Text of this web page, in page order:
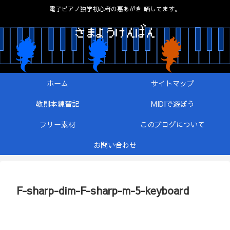
電子ピアノ独学初心者の悪あがき 晒してます。
ホーム
サイトマップ
教則本練習記
MIDIで遊ぼう
フリー素材
このブログについて
お問い合わせ
F-sharp-dim-F-sharp-m-5-keyboard